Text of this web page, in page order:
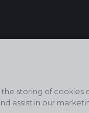
the storing of cookies
assist in our